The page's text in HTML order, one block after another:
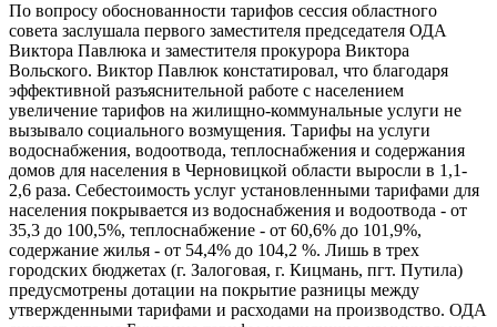
По вопросу обоснованности тарифов сессия областного
совета заслушала первого заместителя председателя ОДА
Виктора Павлюка и заместителя прокурора Виктора
Вольского. Виктор Павлюк констатировал, что благодаря
эффективной разъяснительной работе с населением
увеличение тарифов на жилищно-коммунальные услуги не
вызывало социального возмущения. Тарифы на услуги
водоснабжения, водоотвода, теплоснабжения и содержания
домов для населения в Черновицкой области выросли в 1,1-
2,6 раза. Себестоимость услуг установленными тарифами для
населения покрывается из водоснабжения и водоотвода - от
35,3 до 100,5%, теплоснабжение - от 60,6% до 101,9%,
содержание жилья - от 54,4% до 104,2 %. Лишь в трех
городских бюджетах (г. Залоговая, г. Кицмань, пгт. Путила)
предусмотрены дотации на покрытие разницы между
утвержденными тарифами и расходами на производство. ОДА